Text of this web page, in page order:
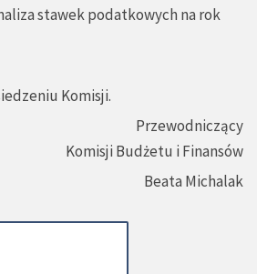
stawek podatkowych na rok
Komisji.
Przewodniczący
Komisji Budżetu i Finansów
Beata Michalak